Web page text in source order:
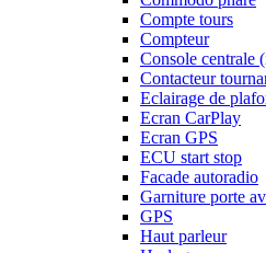
Compte tours
Compteur
Console centrale
Contacteur
Eclairage de
Ecran CarPlay
Ecran GPS
ECU start stop
Facade autoradio
Garniture porte
GPS
Haut parleur